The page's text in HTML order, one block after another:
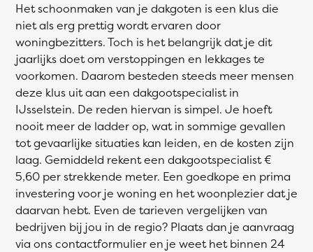
Het schoonmaken van je dakgoten is een klus die
niet als erg prettig wordt ervaren door
woningbezitters. Toch is het belangrijk dat je dit
jaarlijks doet om verstoppingen en lekkages te
voorkomen. Daarom besteden steeds meer mensen
deze klus uit aan een dakgootspecialist in
IJsselstein. De reden hiervan is simpel. Je hoeft
nooit meer de ladder op, wat in sommige gevallen
tot gevaarlijke situaties kan leiden, en de kosten zijn
laag. Gemiddeld rekent een dakgootspecialist €
5,60 per strekkende meter. Een goedkope en prima
investering voor je woning en het woonplezier dat je
daarvan hebt. Even de tarieven vergelijken van
bedrijven bij jou in de regio? Plaats dan je aanvraag
via ons contactformulier en je weet het binnen 24